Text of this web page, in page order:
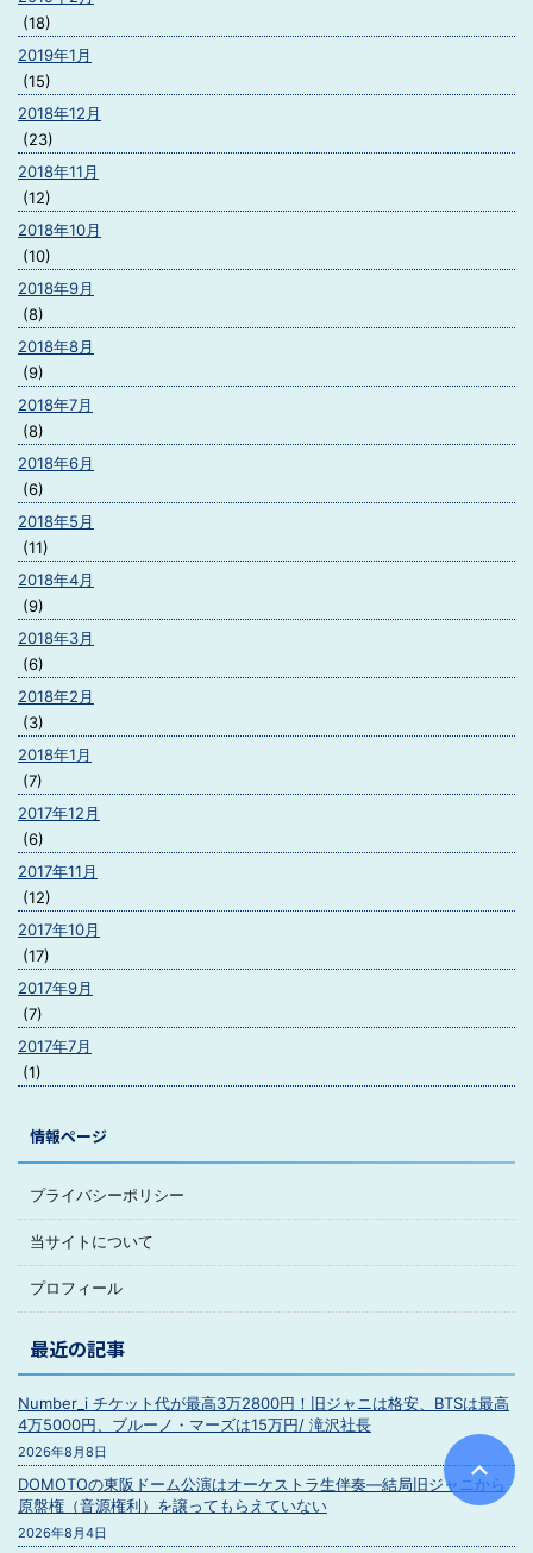
(18)
2019年1月
(15)
2018年12月
(23)
2018年11月
(12)
2018年10月
(10)
2018年9月
(8)
2018年8月
(9)
2018年7月
(8)
2018年6月
(6)
2018年5月
(11)
2018年4月
(9)
2018年3月
(6)
2018年2月
(3)
2018年1月
(7)
2017年12月
(6)
2017年11月
(12)
2017年10月
(17)
2017年9月
(7)
2017年7月
(1)
情報ページ
プライバシーポリシー
当サイトについて
プロフィール
最近の記事
Number_i チケット代が最高3万2800円！旧ジャニは格安、BTSは最高
4万5000円、ブルーノ・マーズは15万円/ 滝沢社長
2026年8月8日
DOMOTOの東阪ドーム公演はオーケストラ生伴奏―結局旧ジャニから
原盤権（音源権利）を譲ってもらえていない
2026年8月4日